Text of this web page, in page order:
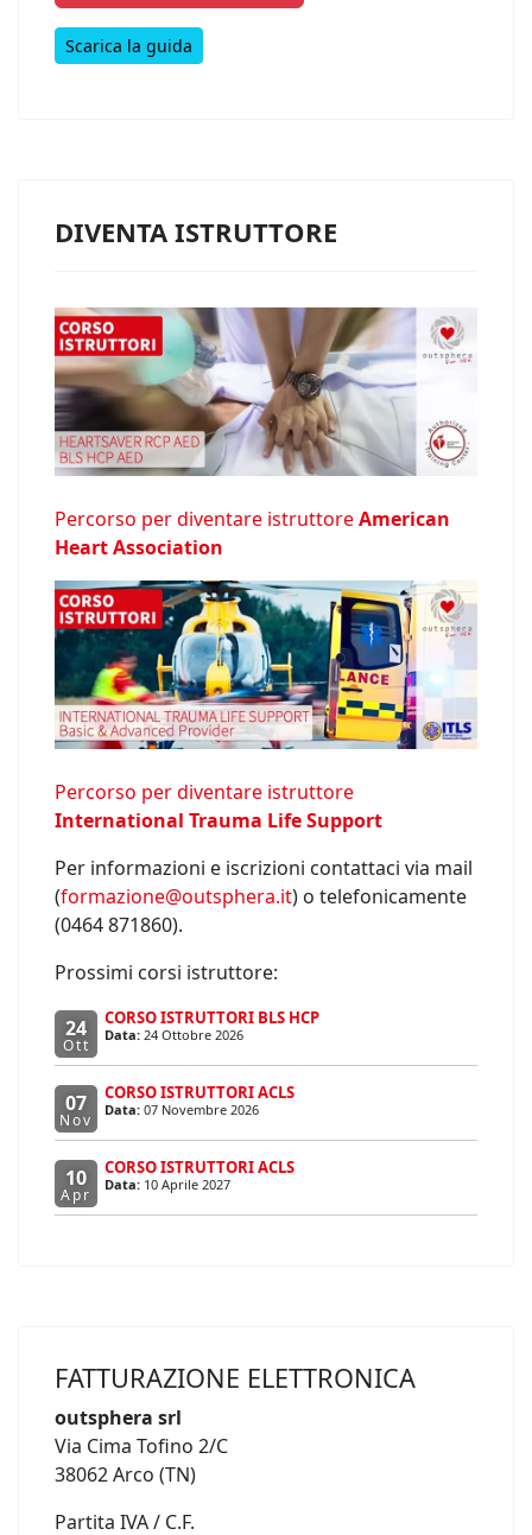
Scarica la guida
DIVENTA ISTRUTTORE
Percorso per diventare istruttoreAmerican
Heart Association
Percorso per diventare istruttore
International Trauma Life Support
Per informazioni e iscrizioni contattaci via mail
(formazione@outsphera.it) o telefonicamente
(0464 871860).
Prossimi corsi istruttore:
24
Ott
CORSO ISTRUTTORI BLS HCP
Data: 24 Ottobre 2026
07
Nov
CORSO ISTRUTTORI ACLS
Data: 07 Novembre 2026
10
Apr
CORSO ISTRUTTORI ACLS
Data: 10 Aprile 2027
FATTURAZIONE ELETTRONICA
outsphera srl
Via Cima Tofino 2/C
38062 Arco (TN)
Partita IVA / C.F.